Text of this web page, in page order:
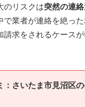
のリスクは突然の連
で業者が連絡を絶っ
請求をされるケース
さいたま市見沼区